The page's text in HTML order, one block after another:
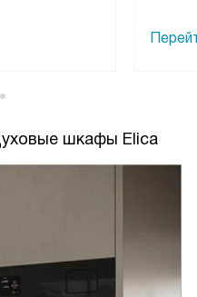
шкафы Elica